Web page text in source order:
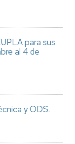
para sus
al 4 de
y ODS.